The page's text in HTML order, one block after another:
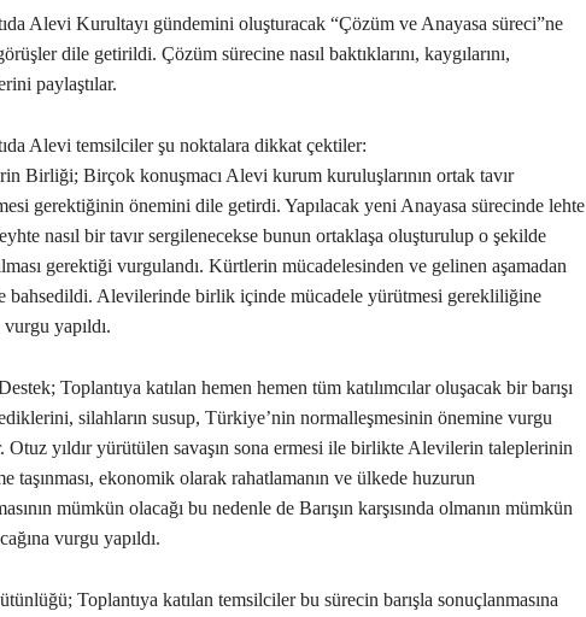
Alevi Kurultayı gündemini oluşturacak “Çözüm ve Anayasa süreci”ne
dile getirildi. Çözüm sürecine nasıl baktıklarını, kaygılarını,
paylaştılar.
Alevi temsilciler şu noktalara dikkat çektiler:
Birliği; Birçok konuşmacı Alevi kurum kuruluşlarının ortak tavır
gerektiğinin önemini dile getirdi. Yapılacak yeni Anayasa sürecinde lehte
nasıl bir tavır sergilenecekse bunun ortaklaşa oluşturulup o şekilde
gerektiği vurgulandı. Kürtlerin mücadelesinden ve gelinen aşamadan
bahsedildi. Alevilerinde birlik içinde mücadele yürütmesi gerekliliğine
yapıldı.
Toplantıya katılan hemen hemen tüm katılımcılar oluşacak bir barışı
silahların susup, Türkiye’nin normalleşmesinin önemine vurgu
Otuz yıldır yürütülen savaşın sona ermesi ile birlikte Alevilerin taleplerinin
taşınması, ekonomik olarak rahatlamanın ve ülkede huzurun
mümkün olacağı bu nedenle de Barışın karşısında olmanın mümkün
vurgu yapıldı.
Toplantıya katılan temsilciler bu sürecin barışla sonuçlanmasına